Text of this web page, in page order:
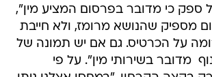
ספק כי מדובר בפרסום המציע מין",
מספיק שהנושא מרומז, ולא חייבת
על הכרטיס. גם אם יש תמונה של
 מדובר בשירותי מין". על פי